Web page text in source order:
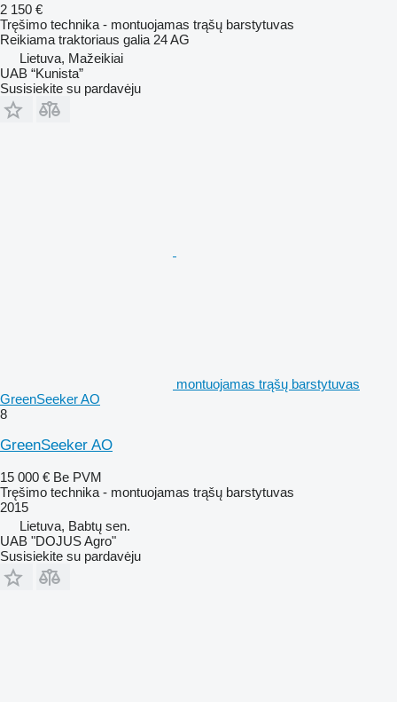
2 150 €
Tręšimo technika - montuojamas trąšų barstytuvas
Reikiama traktoriaus galia 24 AG
Lietuva, Mažeikiai
UAB “Kunista”
Susisiekite su pardavėju
montuojamas trąšų barstytuvas
GreenSeeker AO
8
GreenSeeker AO
15 000 € Be PVM
Tręšimo technika - montuojamas trąšų barstytuvas
2015
Lietuva, Babtų sen.
UAB "DOJUS Agro"
Susisiekite su pardavėju